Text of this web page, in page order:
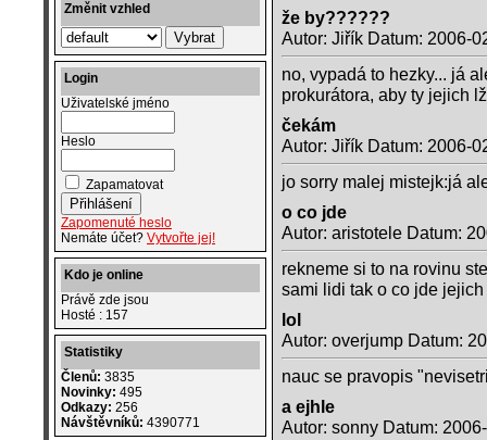
Změnit vzhled
Login
Uživatelské jméno
Heslo
Zapamatovat
Zapomenuté heslo
Nemáte účet? Vytvořte jej!
Kdo je online
Právě zde jsou
Hosté : 157
Statistiky
Členů: 3835
Novinky: 495
Odkazy: 256
Návštěvníků: 4390771
že by??????
Autor: Jiřík Datum: 2006-
no, vypadá to hezky... já
prokurátora, aby ty jejich
čekám
Autor: Jiřík Datum: 2006-
jo sorry malej mistejk:já
o co jde
Autor: aristotele Datum:
rekneme si to na rovinu
sami lidi tak o co jde
lol
Autor: overjump Datum:
nauc se pravopis
a ejhle
Autor: sonny Datum: